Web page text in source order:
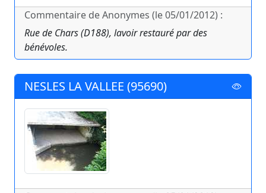
Commentaire de Anonymes (le 05/01/2012) :
Rue de Chars (D188), lavoir restauré par des
bénévoles.
NESLES LA VALLEE (95690)